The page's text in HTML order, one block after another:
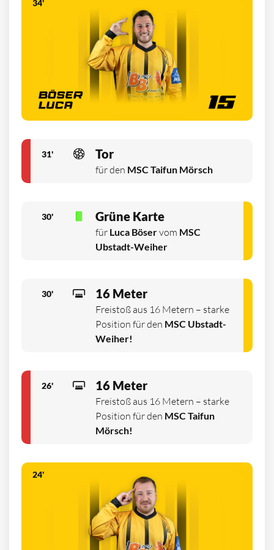
34'
31' Tor
für den MSC Taifun Mörsch
30' Grüne Karte
für Luca Böservom MSC
Ubstadt-Weiher
30' 16 Meter
Freistoß aus 16 Metern – starke
Position für den MSC Ubstadt-
Weiher!
26' 16 Meter
Freistoß aus 16 Metern – starke
Position für den MSC Taifun
Mörsch!
24'